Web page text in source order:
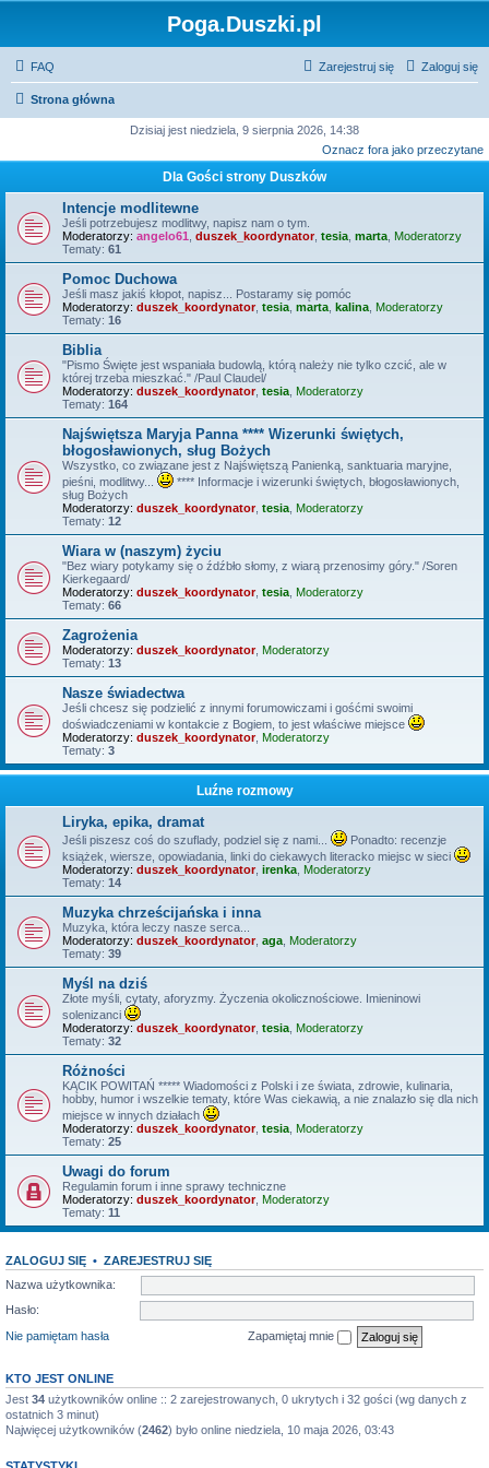
Poga.Duszki.pl
FAQ Zaloguj się
Zarejestruj się
Strona główna
Dzisiaj jest niedziela, 9 sierpnia 2026, 14:38
Oznacz fora jako przeczytane
Dla Gości strony Duszków
Intencje modlitewne
Jeśli potrzebujesz modlitwy, napisz nam o tym.
Moderatorzy: angelo61 duszek_koordynator, tesia marta Moderatorzy
Tematy: 61
Pomoc Duchowa
Jeśli masz jakiś kłopot, napisz... Postaramy się pomóc
Moderatorzy: duszek_koordynator, tesia marta kalina Moderatorzy
Tematy: 16
Biblia
"Pismo Święte jest wspaniała budowlą, którą należy nie tylko czcić, ale w
której trzeba mieszkać." /Paul Claudel/
Moderatorzy: duszek_koordynator, tesia Moderatorzy
Tematy: 164
Najświętsza Maryja Panna **** Wizerunki świętych,
błogosławionych, sług Bożych
Wszystko, co związane jest z Najświętszą Panienką, sanktuaria maryjne,
pieśni, modlitwy...
**** Informacje i wizerunki świętych, błogosławionych,
sług Bożych
Moderatorzy: duszek_koordynator, tesia Moderatorzy
Tematy: 12
Wiara w (naszym) życiu
"Bez wiary potykamy się o źdźbło słomy, z wiarą przenosimy góry." /Soren
Kierkegaard/
Moderatorzy: duszek_koordynator, tesia Moderatorzy
Tematy: 66
Zagrożenia
Moderatorzy: duszek_koordynator, Moderatorzy
Tematy: 13
Nasze świadectwa
Jeśli chcesz się podzielić z innymi forumowiczami i gośćmi swoimi
doświadczeniami w kontakcie z Bogiem, to jest właściwe miejsce
Moderatorzy: duszek_koordynator, Moderatorzy
Tematy: 3
Luźne rozmowy
Liryka, epika, dramat
Jeśli piszesz coś do szuflady, podziel się z nami...
Ponadto: recenzje
książek, wiersze, opowiadania, linki do ciekawych literacko miejsc w sieci
Moderatorzy: duszek_koordynator, irenka Moderatorzy
Tematy: 14
Muzyka chrześcijańska i inna
Muzyka, która leczy nasze serca...
Moderatorzy: duszek_koordynator, aga Moderatorzy
Tematy: 39
Myśl na dziś
Złote myśli, cytaty, aforyzmy. Życzenia okolicznościowe. Imieninowi
solenizanci
Moderatorzy: duszek_koordynator, tesia Moderatorzy
Tematy: 32
Różności
KĄCIK POWITAŃ ***** Wiadomości z Polski i ze świata, zdrowie, kulinaria,
hobby, humor i wszelkie tematy, które Was ciekawią, a nie znalazło się dla nich
miejsce w innych działach
Moderatorzy: duszek_koordynator, tesia Moderatorzy
Tematy: 25
Uwagi do forum
Regulamin forum i inne sprawy techniczne
Moderatorzy: duszek_koordynator, Moderatorzy
Tematy: 11
ZALOGUJ SIĘ • ZAREJESTRUJ SIĘ
Nazwa użytkownika:
Hasło:
Nie pamiętam hasła
Zapamiętaj mnie
KTO JEST ONLINE
Jest 34 użytkowników online :: 2 zarejestrowanych, 0 ukrytych i 32 gości (wg danych z
ostatnich 3 minut)
Najwięcej użytkowników (2462) było online niedziela, 10 maja 2026, 03:43
STATYSTYKI